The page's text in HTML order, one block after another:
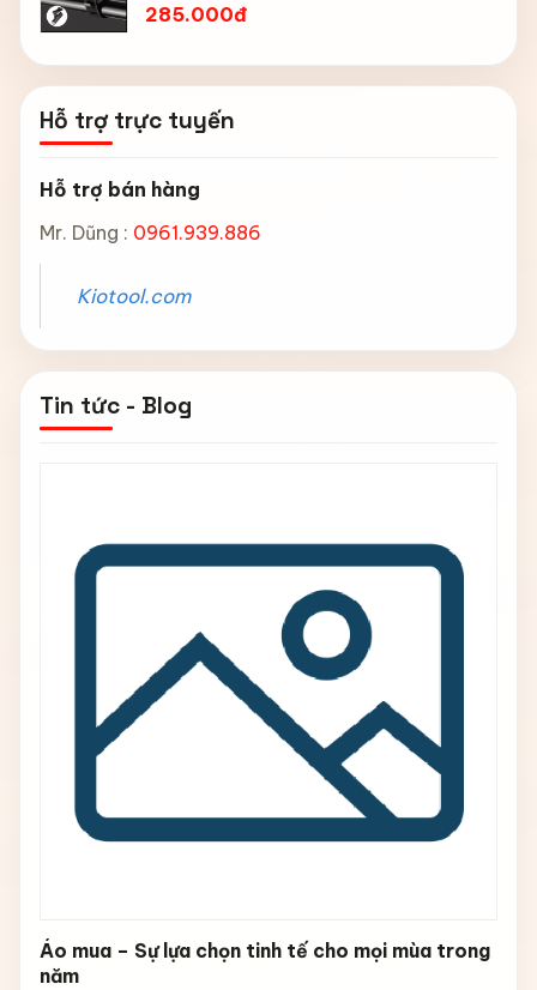
285.000đ
Hỗ trợ trực tuyến
Hỗ trợ bán hàng
Mr. Dũng : 0961.939.886
Kiotool.com
Tin tức - Blog
Áo mua – Sự lựa chọn tinh tế cho mọi mùa trong
năm